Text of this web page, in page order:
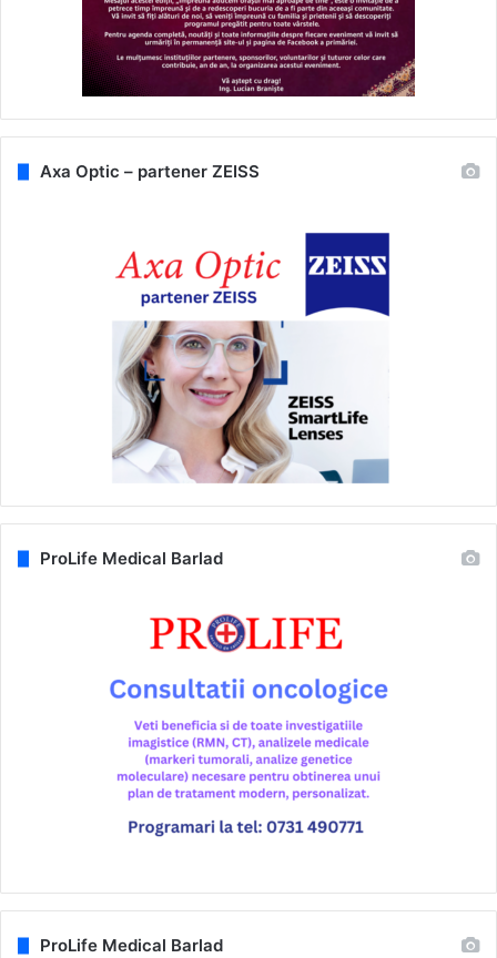
Axa Optic – partener ZEISS
ProLife Medical Barlad
ProLife Medical Barlad